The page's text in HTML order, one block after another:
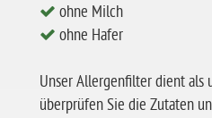
ohne Milch
ohne Hafer
Unser Allergenfilter dient als
überprüfen Sie die Zutaten